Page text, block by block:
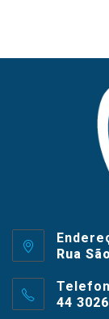
Rua
44